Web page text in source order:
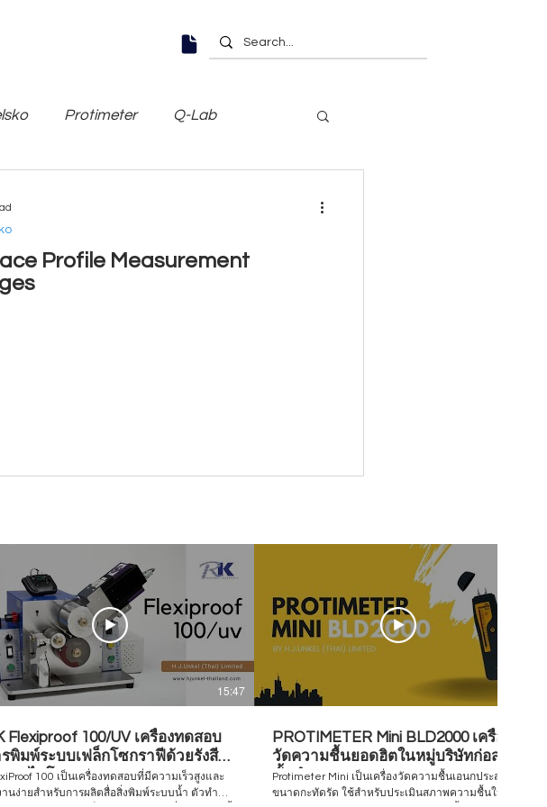
Protimeter Q-Lab
Profile Measurement
15:47
Flexiproof 100/UV เครื่องทดสอบ
พิมพ์ระบบเฟล็กโซกราฟีด้วยรังสี
ราไวโอเลต
100 เป็นเครื่องทดสอบที่มีความเร็วสูงและ
านง่ายสำหรับการผลิตสื่อสิ่งพิมพ์ระบบน้ำ ตัวทำ
PROTIMETER Mini BLD2000 เครื่อง
วัดความชื้นยอดฮิตในหมู่บริษัทก่อสร้าง
ชั้นนำ
Protimeter Mini เป็นเครื่องวัดความชื้นเอนกประสงค์
ขนาดกะทัดรัด ใช้สำหรับประเมินสภาพความชื้นใน